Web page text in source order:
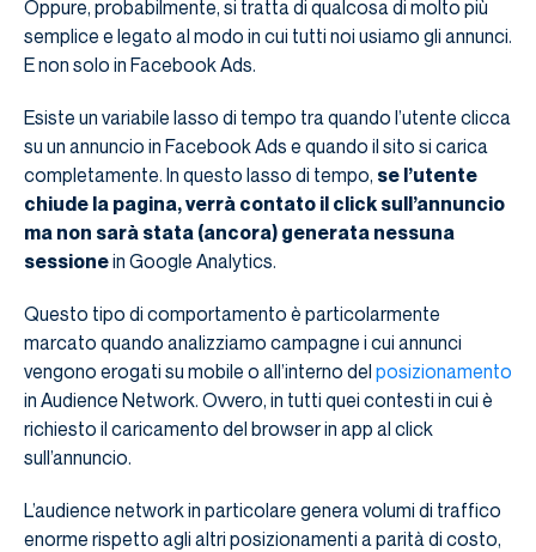
Oppure, probabilmente, si tratta di qualcosa di molto più
semplice e legato al modo in cui tutti noi usiamo gli annunci.
E non solo in Facebook Ads.
Esiste un variabile lasso di tempo tra quando l’utente clicca
su un annuncio in Facebook Ads e quando il sito si carica
completamente. In questo lasso di tempo, se l’utente
chiude la pagina, verrà contato il click sull’annuncio
ma non sarà stata (ancora) generata nessuna
sessionein Google Analytics.
Questo tipo di comportamento è particolarmente
marcato quando analizziamo campagne i cui annunci
vengono erogati su mobile o all’interno del posizionamento
in Audience Network. Ovvero, in tutti quei contesti in cui è
richiesto il caricamento del browser in app al click
sull’annuncio.
L’audience network in particolare genera volumi di traffico
enorme rispetto agli altri posizionamenti a parità di costo,